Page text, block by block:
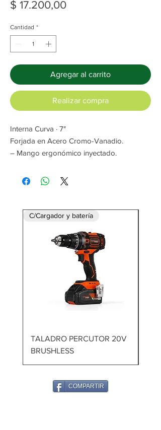
$ 17.200,00Precio
Cantidad *
Agregar al carrito
Realizar compra
Interna Curva · 7"
Forjada en Acero Cromo-Vanadio.
– Mango ergonómico inyectado.
C/Cargador y batería
TALADRO PERCUTOR 20V
BRUSHLESS
COMPARTIR